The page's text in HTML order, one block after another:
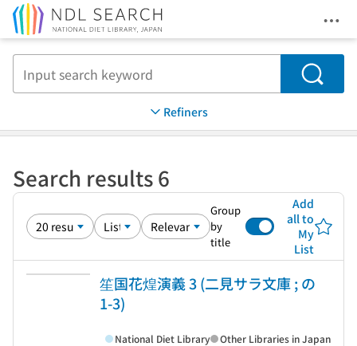
Search
Refiners
Search results 6
Group
by
title
Add
all to
My
List
笙国花煌演義 3 (二見サラ文庫 ; の
1-3)
National Diet Library Other Libraries in Japan